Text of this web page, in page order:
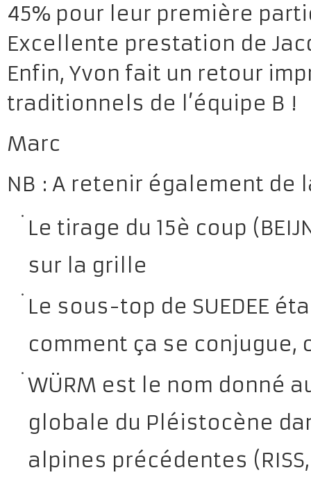
45% pour leur première
Excellente prestation de
Enfin, Yvon fait un retour
traditionnels de l’équipe B !
Marc
NB : A retenir également de
Le tirage du 15è coup
sur la grille
Le sous-top de SUEDEE
comment ça se conjugue,
WÜRM est le nom donné
globale du Pléistocène
alpines précédentes